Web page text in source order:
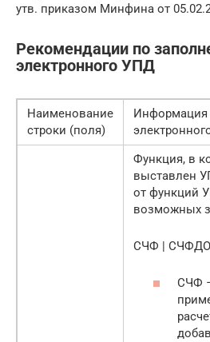
утв. приказом Минфина от
Рекомендации по
электронного УПД
Наименование
строки (поля)
Функция, в
выставлен
от функций
возможных
СЧФ |
СЧФ